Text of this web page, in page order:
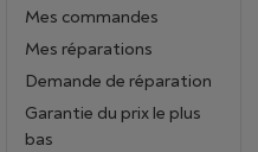
Mes commandes
Mes réparations
Demande de réparation
Garantie du prix le plus
bas